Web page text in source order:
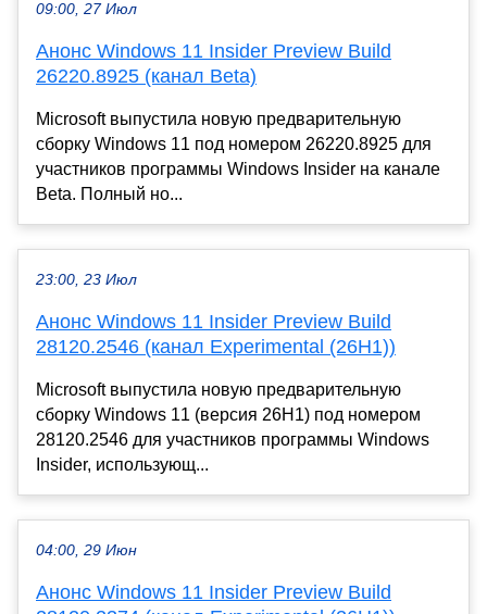
09:00, 27 Июл
Анонс Windows 11 Insider Preview Build
26220.8925 (канал Beta)
Microsoft выпустила новую предварительную
сборку Windows 11 под номером 26220.8925 для
участников программы Windows Insider на канале
Beta. Полный но...
23:00, 23 Июл
Анонс Windows 11 Insider Preview Build
28120.2546 (канал Experimental (26H1))
Microsoft выпустила новую предварительную
сборку Windows 11 (версия 26H1) под номером
28120.2546 для участников программы Windows
Insider, использующ...
04:00, 29 Июн
Анонс Windows 11 Insider Preview Build